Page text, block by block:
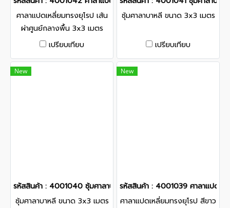
ศาลาแปดเหลี่ยมทรงยุโรป เส้น
ผ่าศูนย์กลางพื้น 3x3 เมตร
เปรียบเทียบ
ซุ้มศาลาบาหลี ขนาด 3x3 เมตร
เปรียบเทียบ
New
รหัสสินค้า : 4001040 ซุ้มศาลาบาหลี ขนาด 3x3 เมตร
ซุ้มศาลาบาหลี ขนาด 3x3 เมตร
New
รหัสสินค้า : 4001039 ศาลาแปดเ
ศาลาแปดเหลี่ยมทรงยุโรป สีขาว